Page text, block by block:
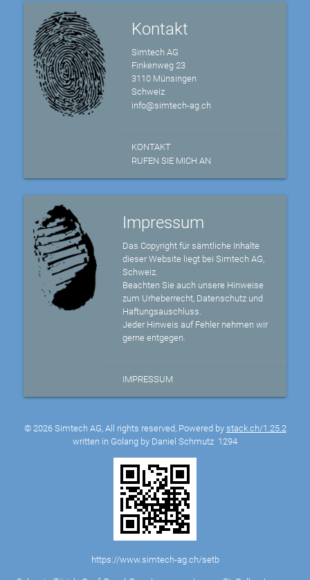
Kontakt
Simtech AG
Finkenweg 23
3110 Münsingen
Schweiz
info@simtech-ag.ch
KONTAKT
RUFEN SIE MICH AN
Impressum
Das Copyright für sämtliche Inhalte
dieser Website liegt bei Simtech AG,
Schweiz.
Beachten Sie auch unsere Hinweise
zum Urheberrecht, Datenschutz und
Haftungsauschluss.
Jeder Hinweis auf Fehler nehmen wir
gerne entgegen.
IMPRESSUM
© 2026 Simtech AG, All rights reserved, Powered by stack.ch/1.25.2
written in Golang by Daniel Schmutz 1294
https://www.simtech-ag.ch/setb